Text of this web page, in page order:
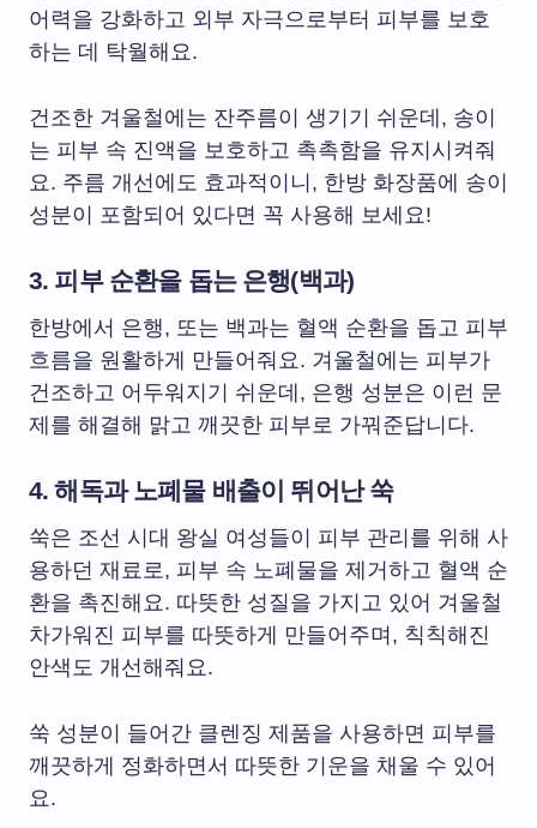
어력을 강화하고 외부 자극으로부터 피부를 보호
하는 데 탁월해요.
건조한 겨울철에는 잔주름이 생기기 쉬운데, 송이
는 피부 속 진액을 보호하고 촉촉함을 유지시켜줘
요. 주름 개선에도 효과적이니, 한방 화장품에 송이
성분이 포함되어 있다면 꼭 사용해 보세요!
3. 피부 순환을 돕는 은행(백과)
한방에서 은행, 또는 백과는 혈액 순환을 돕고 피부
흐름을 원활하게 만들어줘요. 겨울철에는 피부가
건조하고 어두워지기 쉬운데, 은행 성분은 이런 문
제를 해결해 맑고 깨끗한 피부로 가꿔준답니다.
4. 해독과 노폐물 배출이 뛰어난쑥
쑥은 조선 시대 왕실 여성들이 피부 관리를 위해 사
용하던 재료로, 피부 속 노폐물을 제거하고 혈액 순
환을 촉진해요. 따뜻한 성질을 가지고 있어 겨울철
차가워진 피부를 따뜻하게 만들어주며, 칙칙해진
안색도 개선해줘요.
쑥 성분이 들어간 클렌징 제품을 사용하면 피부를
깨끗하게 정화하면서 따뜻한 기운을 채울 수 있어
요.